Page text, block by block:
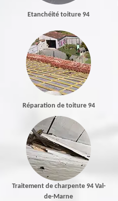
Etanchéité toiture 94
Réparation de toiture 94
Traitement de charpente 94 Val-
de-Marne